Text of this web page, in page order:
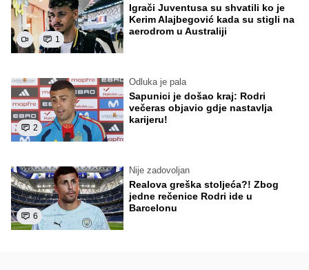
1
Igrači Juventusa su shvatili ko je
Kerim Alajbegović kada su stigli na
aerodrom u Australiji
2
Odluka je pala
Sapunici je došao kraj: Rodri
večeras objavio gdje nastavlja
karijeru!
6
Nije zadovoljan
Realova greška stoljeća?! Zbog
jedne rečenice Rodri ide u
Barcelonu